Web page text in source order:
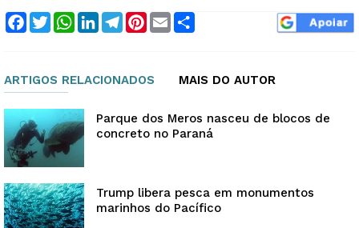
Facebook
TwitterWhatsApp
LinkedInTelegram
Pinterest
Email
ARTIGOS RELACIONADOS MAIS DO AUTOR
Parque dos Meros nasceu de blocos de
concreto no Paraná
Trump libera pesca em monumentos
marinhos do Pacífico